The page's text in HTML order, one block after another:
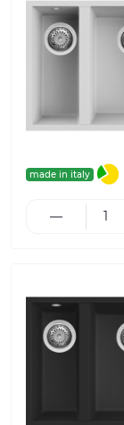
made in italy